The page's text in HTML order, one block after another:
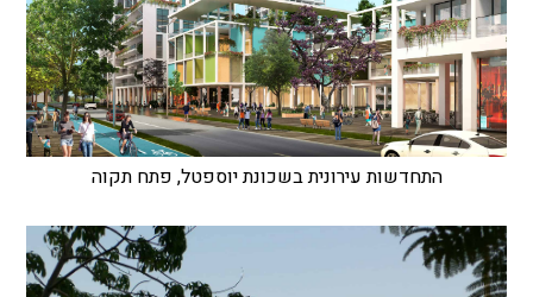
התחדשות עירונית בשכונת יוספטל, פתח תקוה